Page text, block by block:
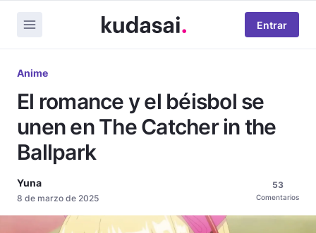
Entrar
Anime
El romance y el béisbol se
unen en The Catcher in the
Ballpark
Yuna
8 de marzo de 2025
53
Comentarios